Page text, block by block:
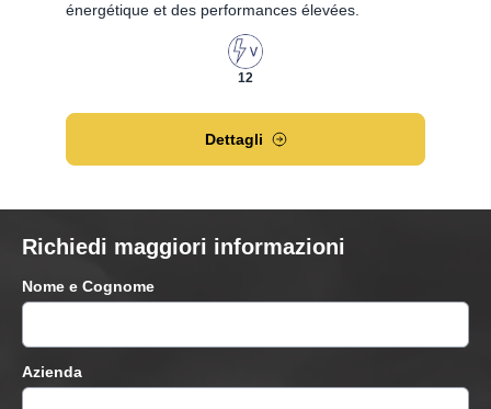
énergétique et des performances élevées.
12
Dettagli
Richiedi maggiori informazioni
Nome e Cognome
Azienda